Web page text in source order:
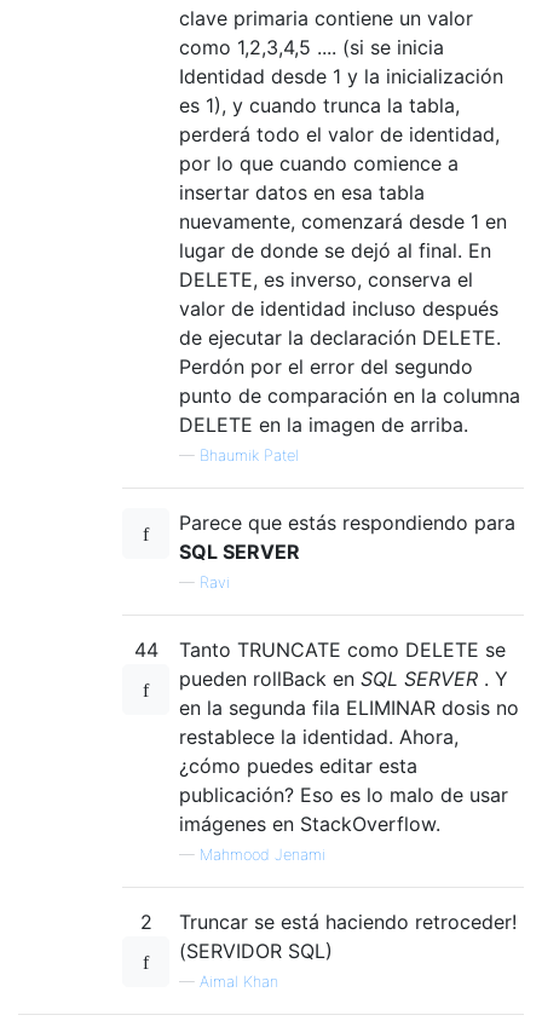
clave primaria contiene un valor
como 1,2,3,4,5 .... (si se inicia
Identidad desde 1 y la inicialización
es 1), y cuando trunca la tabla,
perderá todo el valor de identidad,
por lo que cuando comience a
insertar datos en esa tabla
nuevamente, comenzará desde 1 en
lugar de donde se dejó al final. En
DELETE, es inverso, conserva el
valor de identidad incluso después
de ejecutar la declaración DELETE.
Perdón por el error del segundo
punto de comparación en la columna
DELETE en la imagen de arriba.
— Bhaumik Patel
Parece que estás respondiendo para
SQL SERVER
— Ravi
44
Tanto TRUNCATE como DELETE se
pueden rollBack en SQL SERVER . Y
en la segunda fila ELIMINAR dosis no
restablece la identidad. Ahora,
¿cómo puedes editar esta
publicación? Eso es lo malo de usar
imágenes en StackOverflow.
— Mahmood Jenami
2
Truncar se está haciendo retroceder!
(SERVIDOR SQL)
— Aimal Khan